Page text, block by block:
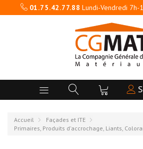
01.75.42.77.88 Lundi-Vendredi 7h-
Accueil
Façades et ITE
Primaires, Produits d'accrochage, Liants,